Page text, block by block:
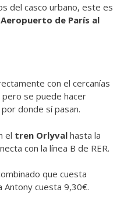
del casco urbano, este es
de París al
con el cercanías
se puede hacer
donde sí pasan.
el tren Orlyval hasta la
con la línea B de RER.
que cuesta
cuesta 9,30€.